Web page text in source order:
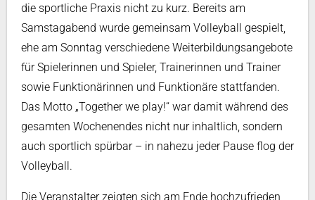
die sportliche Praxis nicht zu kurz. Bereits am
Samstagabend wurde gemeinsam Volleyball gespielt,
ehe am Sonntag verschiedene Weiterbildungsangebote
für Spielerinnen und Spieler, Trainerinnen und Trainer
sowie Funktionärinnen und Funktionäre stattfanden.
Das Motto „Together we play!“ war damit während des
gesamten Wochenendes nicht nur inhaltlich, sondern
auch sportlich spürbar – in nahezu jeder Pause flog der
Volleyball.
Die Veranstalter zeigten sich am Ende hochzufrieden